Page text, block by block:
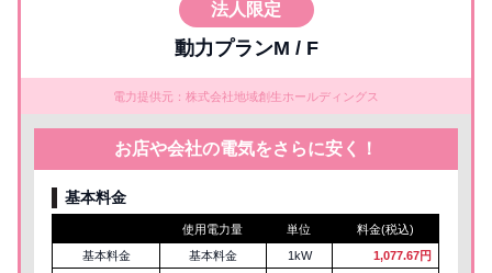
動力プランM / F
電力提供元：株式会社地域創生ホールディングス
法人限定
お店や会社の電気をさらに安く！
基本料金
使用電力量 単位
料金(税込)
基本料金
基本料金 1kW 1,077.67円